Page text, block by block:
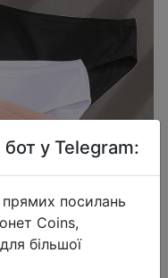
у Telegram:
посилань
Coins,
більшої